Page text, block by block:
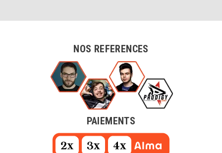
NOS REFERENCES
PAIEMENTS